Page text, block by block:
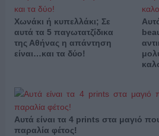
Χωνάκι ή κυπελλάκι; Σε
αυτά τα 5 παγωτατζίδικα
της Αθήνας η απάντηση
είναι…και τα δύο!
Αυτά είναι τα 4 prints στα μαγιό
παραλία φέτος!